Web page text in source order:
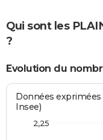
Qui sont les
?
Evolution du
Données exprimées
Insee)
2,25